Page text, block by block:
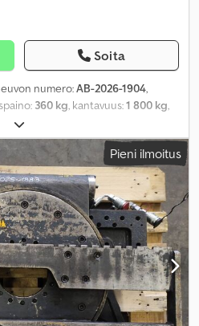
Soita
numero:AB-2026-1904,
360 kg, kantavuus:1 800 kg,
leveys (max):
Pieni ilmoitus